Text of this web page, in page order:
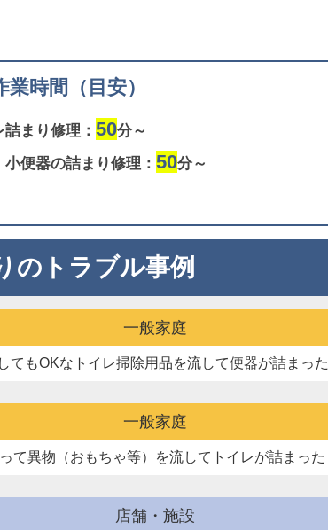
時間（目安）
まり修理： 50分～
小便器の詰まり修理： 50分～
のトラブル事例
一般家庭
てもOKなトイレ掃除用品を流して便器が詰まった
一般家庭
て異物（おもちゃ等）を流して トイレが詰まった
店舗・施設